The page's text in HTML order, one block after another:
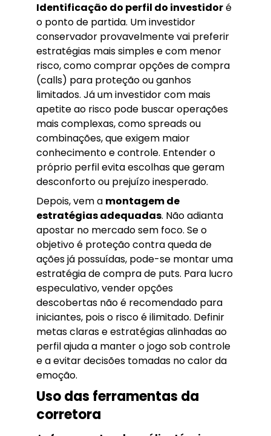
Identificação do perfil do investidoré
o ponto de partida. Um investidor
conservador provavelmente vai preferir
estratégias mais simples e com menor
risco, como comprar opções de compra
(calls) para proteção ou ganhos
limitados. Já um investidor com mais
apetite ao risco pode buscar operações
mais complexas, como spreads ou
combinações, que exigem maior
conhecimento e controle. Entender o
próprio perfil evita escolhas que geram
desconforto ou prejuízo inesperado.
Depois, vem a montagem de
estratégias adequadas. Não adianta
apostar no mercado sem foco. Se o
objetivo é proteção contra queda de
ações já possuídas, pode-se montar uma
estratégia de compra de puts. Para lucro
especulativo, vender opções
descobertas não é recomendado para
iniciantes, pois o risco é ilimitado. Definir
metas claras e estratégias alinhadas ao
perfil ajuda a manter o jogo sob controle
e a evitar decisões tomadas no calor da
emoção.
Uso das ferramentas da
corretora